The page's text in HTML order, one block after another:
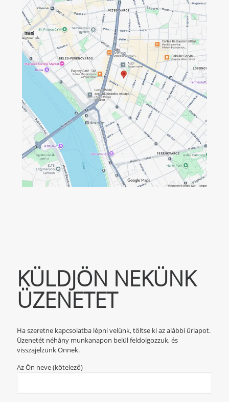
KÜLDJÖN NEKÜNK
ÜZENETET
Ha szeretne kapcsolatba lépni velünk, töltse ki az alábbi űrlapot.
Üzenetét néhány munkanapon belül feldolgozzuk, és
visszajelzünk Önnek.
Az Ön neve (kötelező)